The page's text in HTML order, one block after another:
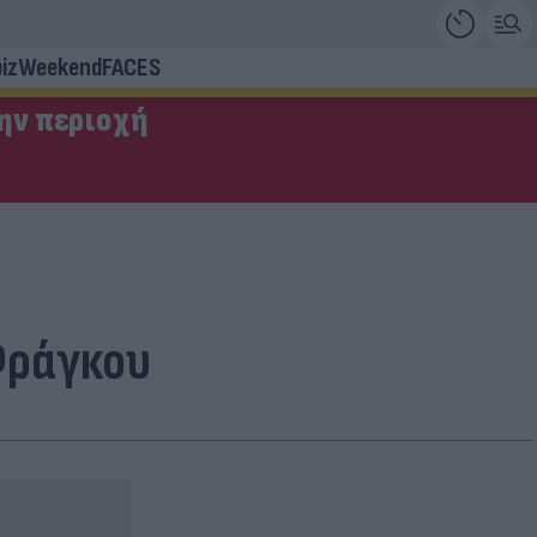
WeekendFACES
περιοχή